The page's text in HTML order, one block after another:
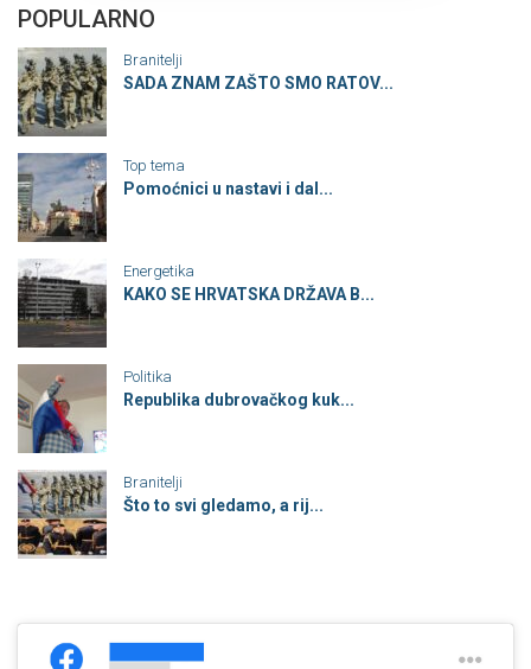
POPULARNO
Branitelji
SADA ZNAM ZAŠTO SMO RATOV...
Top tema
Pomoćnici u nastavi i dal...
Energetika
KAKO SE HRVATSKA DRŽAVA B...
Politika
Republika dubrovačkog kuk...
Branitelji
Što to svi gledamo, a rij...